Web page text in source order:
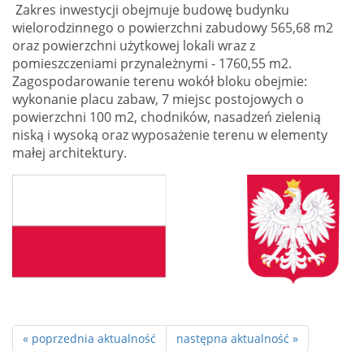
Zakres inwestycji obejmuje budowę budynku
wielorodzinnego o powierzchni zabudowy 565,68 m2
oraz powierzchni użytkowej lokali wraz z
pomieszczeniami przynależnymi - 1760,55 m2.
Zagospodarowanie terenu wokół bloku obejmie:
wykonanie placu zabaw, 7 miejsc postojowych o
powierzchni 100 m2, chodników, nasadzeń zielenią
niską i wysoką oraz wyposażenie terenu w elementy
małej architektury.
« poprzednia aktualność następna aktualność »